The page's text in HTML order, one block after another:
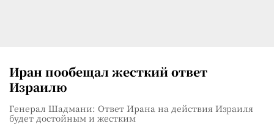
Иран пообещал жесткий ответ
Израилю
Генерал Шадмани: Ответ Ирана на действия Израиля
будет достойным и жестким